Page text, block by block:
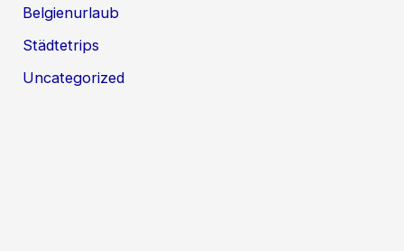
Belgienurlaub
Städtetrips
Uncategorized